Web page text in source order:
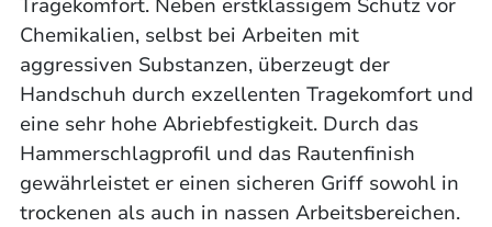
Tragekomfort. Neben erstklassigem Schutz vor
Chemikalien, selbst bei Arbeiten mit
aggressiven Substanzen, überzeugt der
Handschuh durch exzellenten Tragekomfort und
eine sehr hohe Abriebfestigkeit. Durch das
Hammerschlagprofil und das Rautenfinish
gewährleistet er einen sicheren Griff sowohl in
trockenen als auch in nassen Arbeitsbereichen.